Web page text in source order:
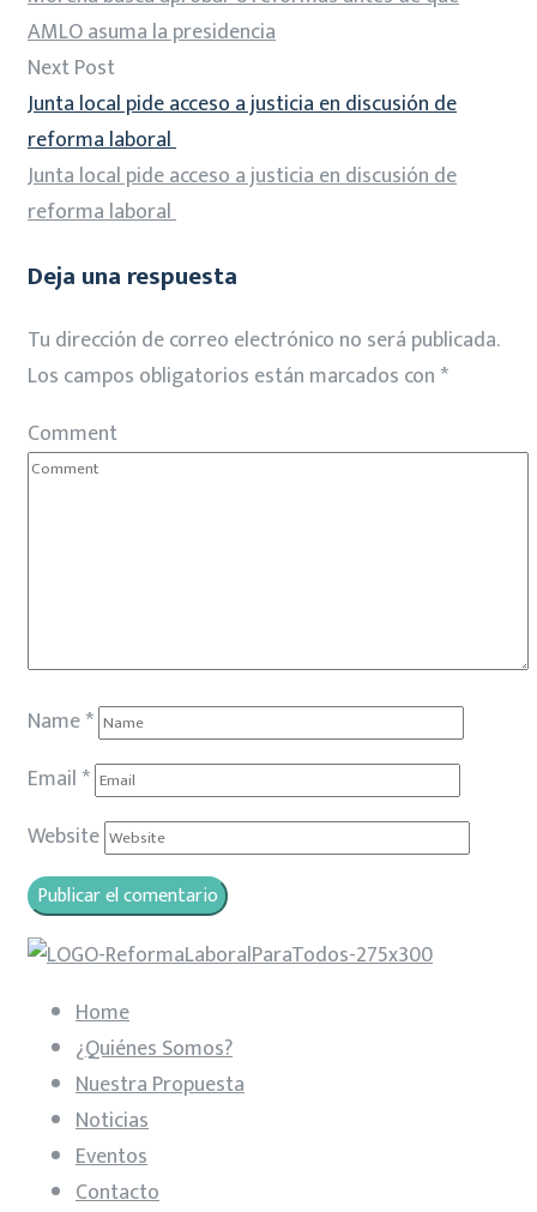
AMLO asuma la presidencia
Next Post
Junta local pide acceso a justicia en discusión de
reforma laboral
Junta local pide acceso a justicia en discusión de
reforma laboral
Deja una respuesta
Tu dirección de correo electrónico no será publicada.
Los campos obligatorios están marcados con *
Comment
Name*
Email *
Website
Home
¿Quiénes Somos?
Nuestra Propuesta
Noticias
Eventos
Contacto